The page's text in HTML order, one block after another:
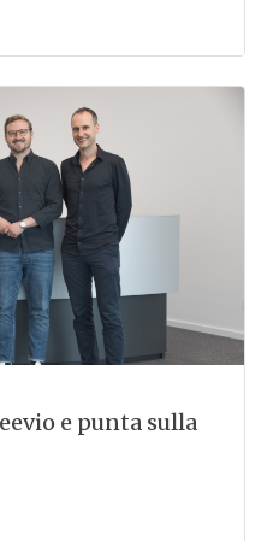
e punta sulla